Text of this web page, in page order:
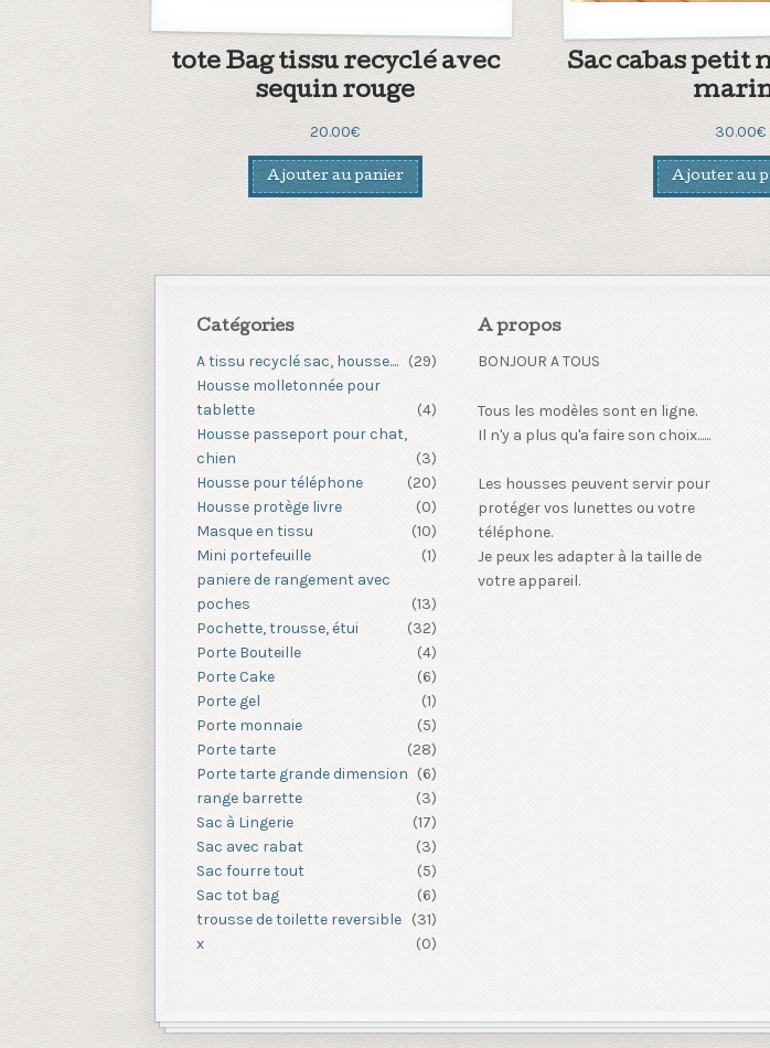
tote Bag tissu recyclé avec
sequin rouge
20.00€
Ajouter au panier
Sac cabas petit
30.00€
Ajouter au
Catégories
A tissu recyclé sac, housse....
(29)
Housse molletonnée pour
tablette
(4)
Housse passeport pour chat,
chien
(3)
Housse pour téléphone
(20)
Housse protège livre
(0)
Masque en tissu
(10)
Mini portefeuille
(1)
paniere de rangement avec
poches
(13)
Pochette, trousse, étui
(32)
Porte Bouteille
(4)
Porte Cake
(6)
Porte gel
(1)
Porte monnaie
(5)
Porte tarte
(28)
Porte tarte grande dimension (6)
range barrette
(3)
Sac à Lingerie
(17)
Sac avec rabat
(3)
Sac fourre tout
(5)
Sac tot bag
(6)
trousse de toilette reversible
(31)
x
(0)
A propos
BONJOUR A TOUS
Tous les modèles sont en ligne.
Il n'y a plus qu'a faire son choix......
Les housses peuvent servir pour
protéger vos lunettes ou votre
téléphone.
Je peux les adapter à la taille de
votre appareil.